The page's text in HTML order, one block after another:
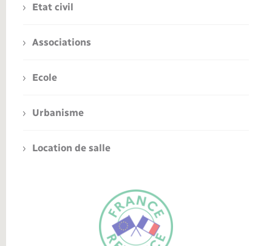
Etat civil
Associations
Ecole
Urbanisme
Location de salle